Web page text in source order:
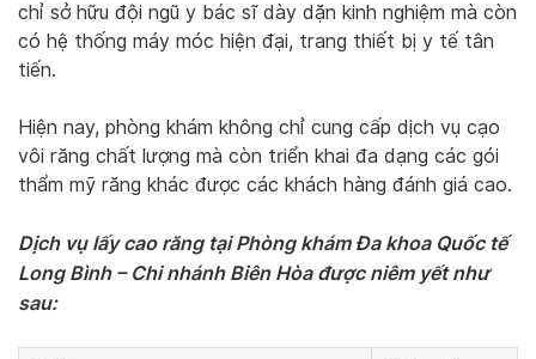
chỉ sở hữu đội ngũ y bác sĩ dày dặn kinh nghiệm mà còn
có hệ thống máy móc hiện đại, trang thiết bị y tế tân
tiến.
Hiện nay, phòng khám không chỉ cung cấp dịch vụ cạo
vôi răng chất lượng mà còn triển khai đa dạng các gói
thẩm mỹ răng khác được các khách hàng đánh giá cao.
Dịch vụ lấy cao răng tại Phòng khám Đa khoa Quốc tế
Long Bình – Chi nhánh Biên Hòa được niêm yết như
sau: